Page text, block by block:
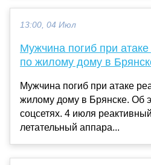
13:00, 04 Июл
Мужчина погиб при
по жилому дому в
Мужчина погиб при атаке
жилому дому в Брянске. Об
соцсетях. 4 июля
летательный аппара...